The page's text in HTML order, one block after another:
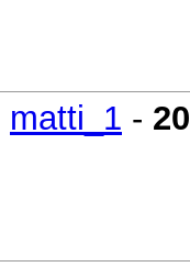
matti_1 -